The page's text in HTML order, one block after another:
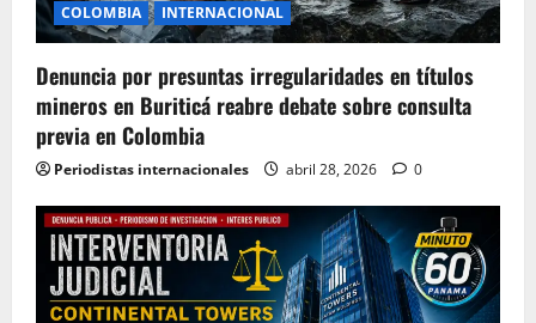
COLOMBIA INTERNACIONAL
Denuncia por presuntas irregularidades en títulos
mineros en Buriticá reabre debate sobre consulta
previa en Colombia
Periodistas internacionales abril 28, 2026 0